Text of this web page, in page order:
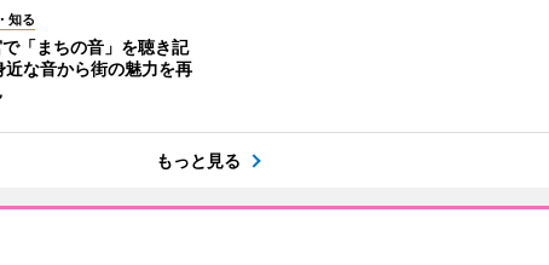
知る
「まちの音」を聴き記
近な音から街の魅力を再
もっと見る